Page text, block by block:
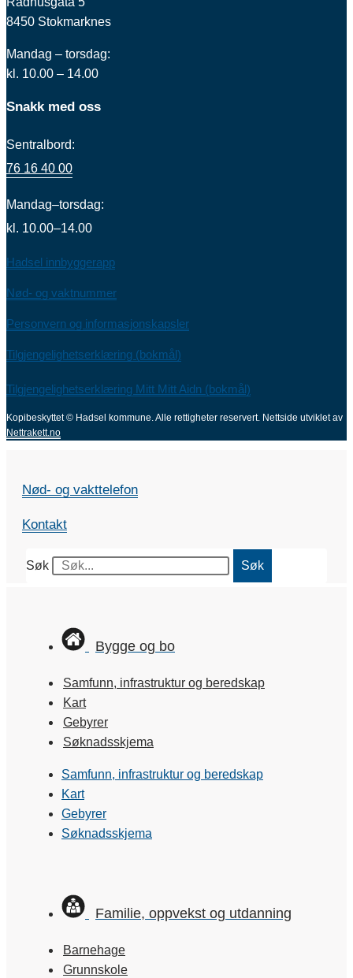
8450 Stokmarknes
Mandag – torsdag:
kl. 10.00 – 14.00
Snakk med oss
Sentralbord:
76 16 40 00
Mandag–torsdag:
kl. 10.00–14.00
Hadsel innbyggerapp
Nød- og vaktnummer
Personvern og informasjonskapsler
Tilgjengelighetserklæring (bokmål)
Tilgjengelighetserklæring Mitt Mitt Aidn (bokmål)
Kopibeskyttet © Hadsel kommune. Alle rettigheter reservert. Nettside utviklet av
Nettrakett.no
Nød- og vakttelefon
Kontakt
Søk Søk
Bygge og bo
Samfunn, infrastruktur og beredskap
Kart
Gebyrer
Søknadsskjema
Samfunn, infrastruktur og beredskap
Kart
Gebyrer
Søknadsskjema
Familie, oppvekst og utdanning
Barnehage
Grunnskole